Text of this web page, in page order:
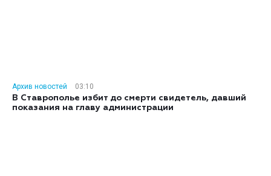
Архив новостей
03:10
В Ставрополье избит до смерти свидетель, давший
показания на главу администрации